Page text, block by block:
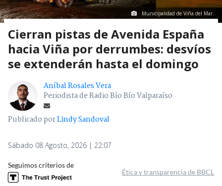
Municipalidad de Viña del Mar.
Cierran pistas de Avenida España
hacia Viña por derrumbes: desvíos
se extenderán hasta el domingo
Aníbal Rosales Vera
Periodista de Radio Bío Bío Valparaíso
Publicado porLindy Sandoval
Sábado 08 Agosto, 2026 | 22:07
Seguimos criterios de
Ética y transparencia de BBCL